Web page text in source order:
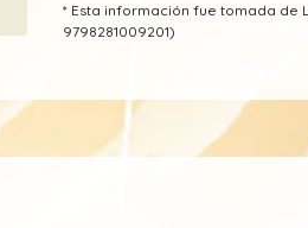
* Esta información fue tomada de
9798281009201)